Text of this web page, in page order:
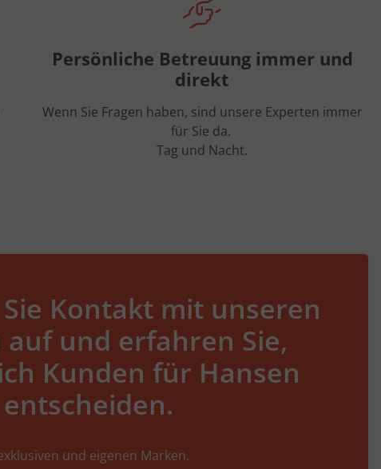
Persönliche Betreuung immer und
direkt
Wenn Sie Fragen haben, sind unsere Experten immer
für Sie da.
Tag und Nacht.
Kontakt mit unseren
auf und erfahren Sie,
Kunden für Hansen
und eigenen Marken.